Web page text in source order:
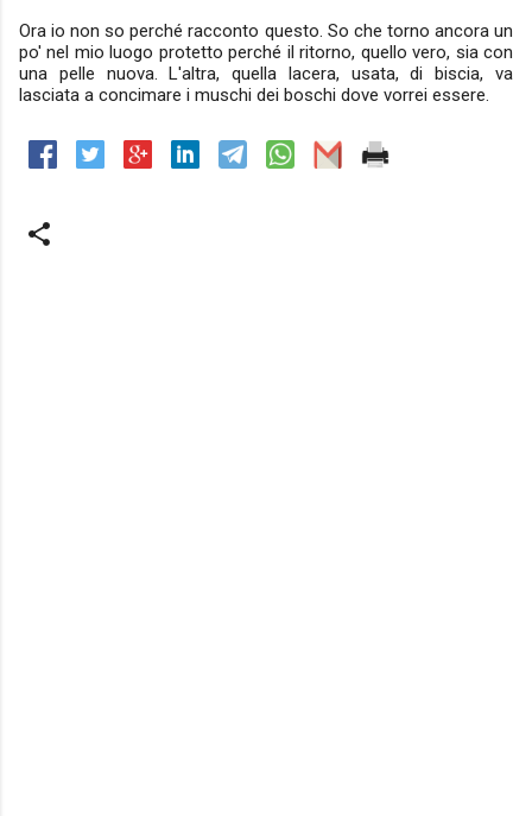
Ora io non so perché racconto questo. So che torno ancora un
po' nel mio luogo protetto perché il ritorno, quello vero, sia con
una pelle nuova. L'altra, quella lacera, usata, di biscia, va
lasciata a concimare i muschi dei boschi dove vorrei essere.